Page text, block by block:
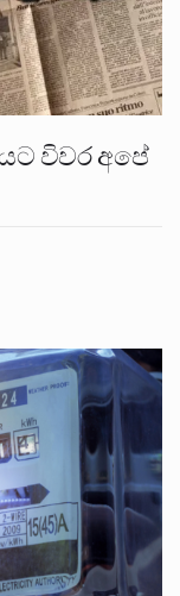
විවර අපේ